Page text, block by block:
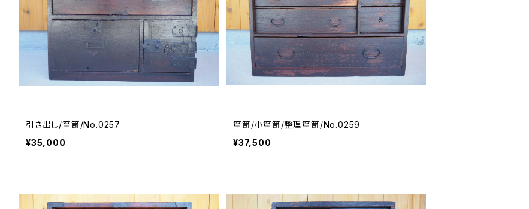
引き出し/箪笥/No.0257
¥35,000
箪笥/小箪笥/整理箪笥/No.0259
¥37,500